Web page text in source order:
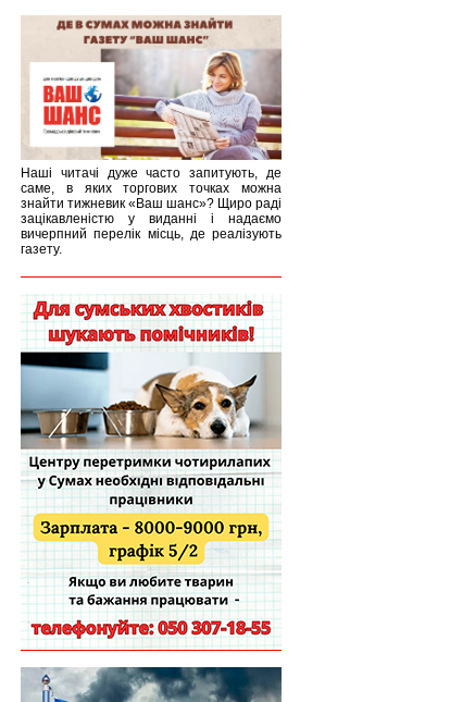
Наші читачі дуже часто запитують, де
саме, в яких торгових точках можна
знайти тижневик «Ваш шанс»? Щиро раді
зацікавленістю у виданні і надаємо
вичерпний перелік місць, де реалізують
газету.